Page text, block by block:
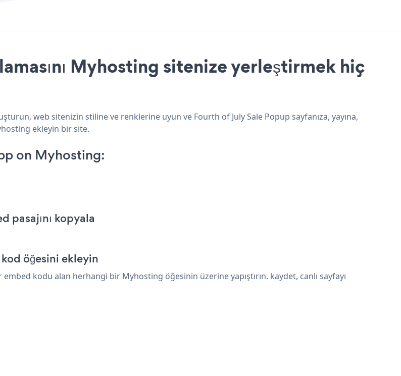
Myhosting sitenize yerleştirmek hiç
web sitenizin stiline ve renklerine uyun ve Fourth of July Sale Popup sayfanıza, yayına,
ekleyin bir site.
on Myhosting:
pasajını kopyala
öğesini ekleyin
kodu alan herhangi bir Myhosting öğesinin üzerine yapıştırın. kaydet, canlı sayfayı